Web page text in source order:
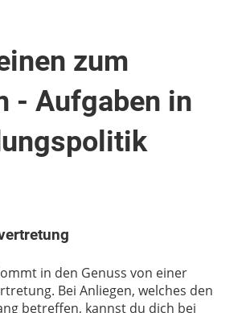
zum
- Aufgaben in
in den Genuss von einer
Bei Anliegen, welches den
betreffen, kannst du dich bei